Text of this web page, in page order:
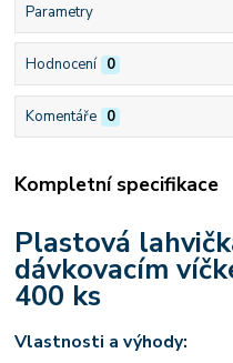
Parametry
Hodnocení 0
Komentáře 0
Kompletní specifikace
Plastová
dávkovacím
400 ks
Vlastnosti a výhody: